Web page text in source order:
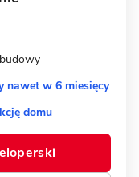
budowy
nawet w 6 miesięcy
domu